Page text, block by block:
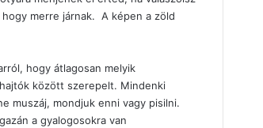
merre járnak. A képen a zöld
hogy átlagosan melyik
között szerepelt. Mindenki
muszáj, mondjuk enni vagy pisilni.
a gyalogosokra van